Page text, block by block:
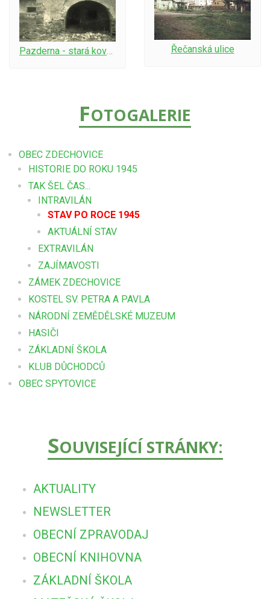
Pazderna - stará kovárna Řečanská ulice
FOTOGALERIE
OBEC ZDECHOVICE
HISTORIE DO ROKU 1945
TAK ŠEL ČAS...
INTRAVILÁN
STAV PO ROCE 1945
AKTUÁLNÍ STAV
EXTRAVILÁN
ZAJÍMAVOSTI
ZÁMEK ZDECHOVICE
KOSTEL SV. PETRA A PAVLA
NÁRODNÍ ZEMĚDĚLSKÉ MUZEUM
HASIČI
ZÁKLADNÍ ŠKOLA
KLUB DŮCHODCŮ
OBEC SPYTOVICE
SOUVISEJÍCÍ STRÁNKY:
AKTUALITY
NEWSLETTER
OBECNÍ ZPRAVODAJ
OBECNÍ KNIHOVNA
ZÁKLADNÍ ŠKOLA